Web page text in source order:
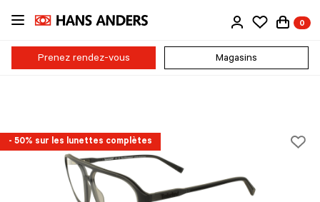
Passer
contenu
principal
0
Prenez rendez-vous Magasins
- 50% sur les lunettes complètes